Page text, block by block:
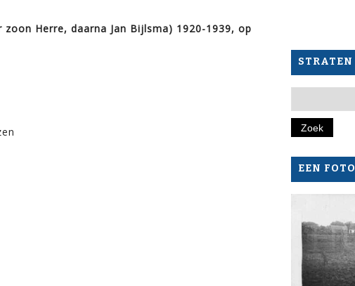
Herre, daarna Jan Bijlsma) 1920-1939, op
STRATEN
EEN FOTO